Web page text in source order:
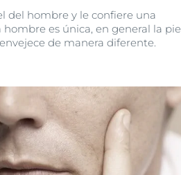
del hombre y le confiere una
es única, en general la
de manera diferente.